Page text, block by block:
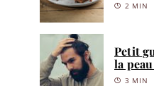
2 MIN
Petit
la
3 MIN